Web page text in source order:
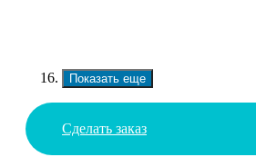
Показать еще
Сделать заказ